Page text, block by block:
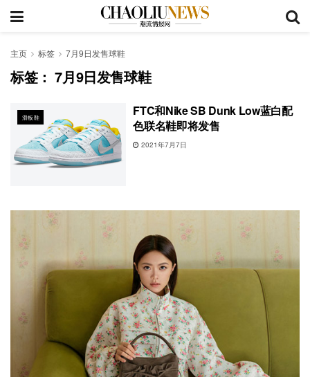
主页 标签 7月9日发售球鞋
标签：7月9日发售球鞋
滑板鞋
FTC和Nike SB Dunk Low蓝白配
色联名鞋即将发售
2021年7月7日